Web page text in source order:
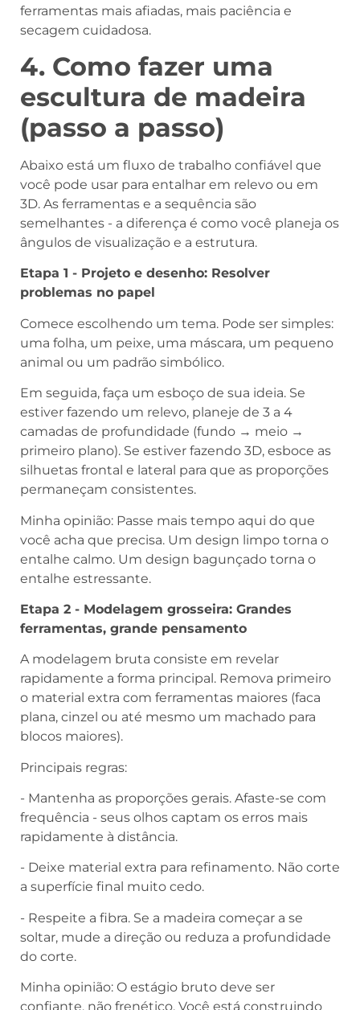
ferramentas mais afiadas, mais paciência e
secagem cuidadosa.
4. Como fazer uma
escultura de madeira
(passo a passo)
Abaixo está um fluxo de trabalho confiável que
você pode usar para entalhar em relevo ou em
3D. As ferramentas e a sequência são
semelhantes - a diferença é como você planeja os
ângulos de visualização e a estrutura.
Etapa 1 - Projeto e desenho: Resolver
problemas no papel
Comece escolhendo um tema. Pode ser simples:
uma folha, um peixe, uma máscara, um pequeno
animal ou um padrão simbólico.
Em seguida, faça um esboço de sua ideia. Se
estiver fazendo um relevo, planeje de 3 a 4
camadas de profundidade (fundo → meio →
primeiro plano). Se estiver fazendo 3D, esboce as
silhuetas frontal e lateral para que as proporções
permaneçam consistentes.
Minha opinião: Passe mais tempo aqui do que
você acha que precisa. Um design limpo torna o
entalhe calmo. Um design bagunçado torna o
entalhe estressante.
Etapa 2 - Modelagem grosseira: Grandes
ferramentas, grande pensamento
A modelagem bruta consiste em revelar
rapidamente a forma principal. Remova primeiro
o material extra com ferramentas maiores (faca
plana, cinzel ou até mesmo um machado para
blocos maiores).
Principais regras:
- Mantenha as proporções gerais. Afaste-se com
frequência - seus olhos captam os erros mais
rapidamente à distância.
- Deixe material extra para refinamento. Não corte
a superfície final muito cedo.
- Respeite a fibra. Se a madeira começar a se
soltar, mude a direção ou reduza a profundidade
do corte.
Minha opinião: O estágio bruto deve ser
confiante, não frenético. Você está construindo